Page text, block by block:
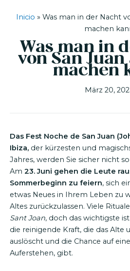
Inicio » Was man in der Nacht
machen
Was man in
von San
machen
März 20,
Das Fest Noche de San Juan
Ibiza, der kürzesten und
Jahres, werden Sie sicher nicht
Am 23. Juni gehen die Leute
Sommerbeginn zu feiern, sich
etwas Neues in Ihrem Leben zu
Altes zurückzulassen. Viele
Sant Joan, doch das wichtigste
die reinigende Kraft, die das Alte
auslöscht und die Chance auf
Auferstehen, gibt.